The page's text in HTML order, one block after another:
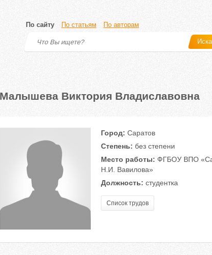
По сайту По статьям По авторам
Малышева Виктория Владиславовна
Город: Саратов
Степень: без степени
Место работы: ФГБОУ ВПО
Н.И. Вавилова»
Должность: студентка
Список трудов